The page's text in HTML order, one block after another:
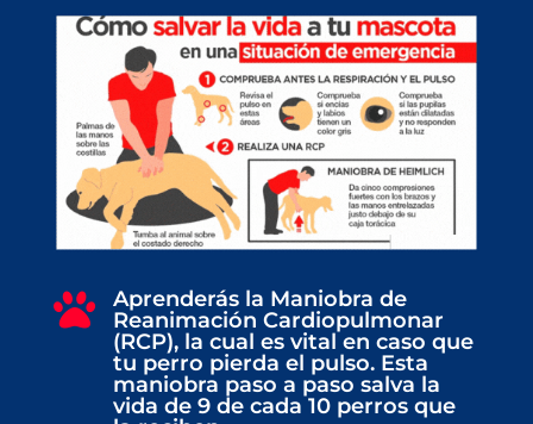

Aprenderás la Maniobra de
Reanimación Cardiopulmonar
(RCP), la cual es vital en caso que
tu perro pierda el pulso. Esta
maniobra paso a paso salva la
vida de 9 de cada 10 perros que